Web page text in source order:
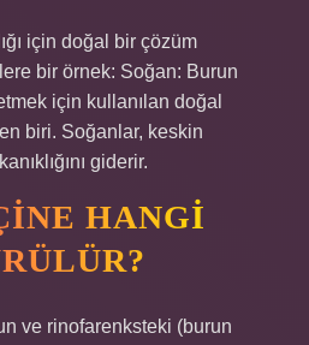
için doğal bir çözüm
bir örnek: Soğan: Burun
etmek için kullanılan doğal
biri. Soğanlar, keskin
giderir.
HANGI
ve rinofarenksteki (burun